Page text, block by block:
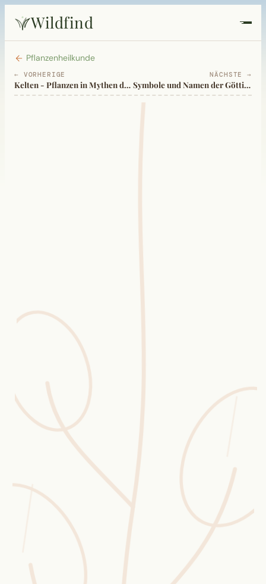
Wildfind
Startseite
Pflanzen
Sammelkalender
Blüten-Finder
Phänologie-Radar
Vogelstimmen
Gartenplaner
Challenges
Wusstest du?
Sammlungen
Pflanzenheilkunde
← VORHERIGE
Kelten - Pflanzen in Mythen der Eisenzeit
NÄCHSTE →
Symbole und Namen der Göttin Hekate